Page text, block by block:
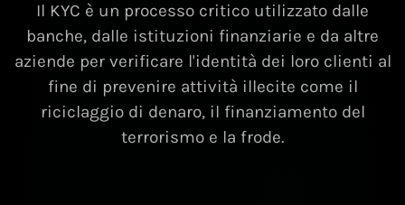
Il KYC è un processo critico utilizzato dalle
banche, dalle istituzioni finanziarie e da altre
aziende per verificare l'identità dei loro clienti al
fine di prevenire attività illecite come il
riciclaggio di denaro, il finanziamento del
terrorismo e la frode.